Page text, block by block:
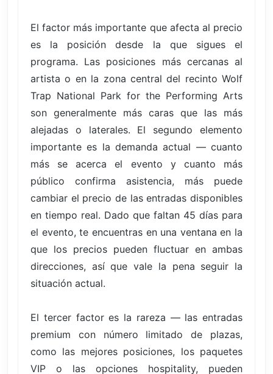
El factor más importante que afecta al precio
es la posición desde la que sigues el
programa. Las posiciones más cercanas al
artista o en la zona central del recinto Wolf
Trap National Park for the Performing Arts
son generalmente más caras que las más
alejadas o laterales. El segundo elemento
importante es la demanda actual — cuanto
más se acerca el evento y cuanto más
público confirma asistencia, más puede
cambiar el precio de las entradas disponibles
en tiempo real. Dado que faltan 45 días para
el evento, te encuentras en una ventana en la
que los precios pueden fluctuar en ambas
direcciones, así que vale la pena seguir la
situación actual.
El tercer factor es la rareza — las entradas
premium con número limitado de plazas,
como las mejores posiciones, los paquetes
VIP o las opciones hospitality, pueden